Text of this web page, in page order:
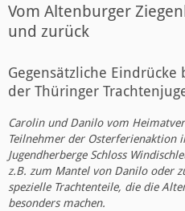
Vom Altenburger
und zurück
Gegensätzliche
der Thüringer
Carolin und Danilo vom
Teilnehmer der Osterferienaktion
Jugendherberge Schloss
z.B. zum Mantel von Danilo oder
spezielle Trachtenteile, die die
besonders machen.